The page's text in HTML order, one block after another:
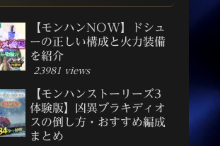
【モンハンNOW】ドシュ
ーの正しい構成と火力装備
を紹介
23981 views
【モンハンストーリーズ3
体験版】凶異ブラキディオ
スの倒し方・おすすめ編成
まとめ